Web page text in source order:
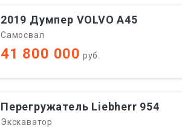
2019 Думпер VOLVO A45
Самосвал
41 800 000 руб.
Перегружатель Liebherr 954
Экскаватор